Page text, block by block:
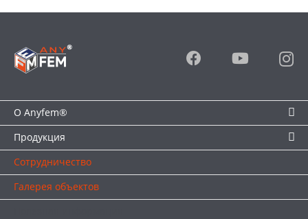
О Anyfem®
Продукция
Сотрудничество
Галерея объектов